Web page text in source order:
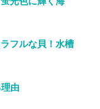
フルな貝！水槽
由